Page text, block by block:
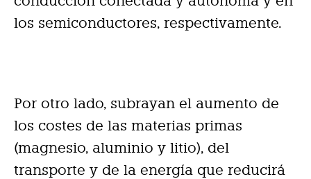
los semiconductores, respectivamente.
Por otro lado, subrayan el aumento de
los costes de las materias primas
(magnesio, aluminio y litio), del
transporte y de la energía que reducirá